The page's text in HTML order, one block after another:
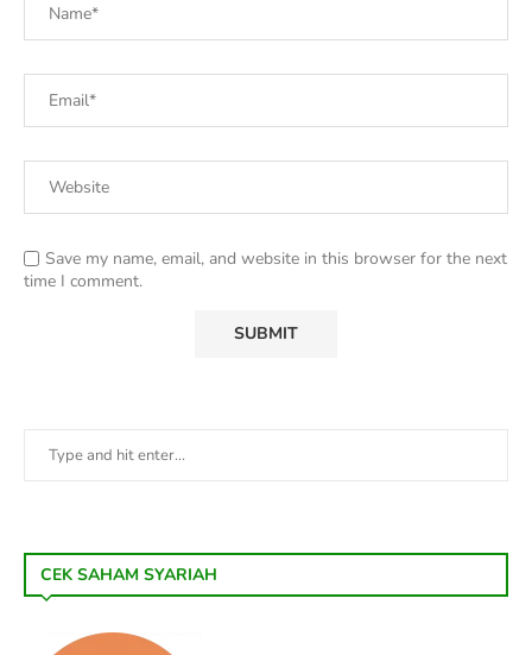
Save my name, email, and website in this browser for the next
time I comment.
CEK SAHAM SYARIAH